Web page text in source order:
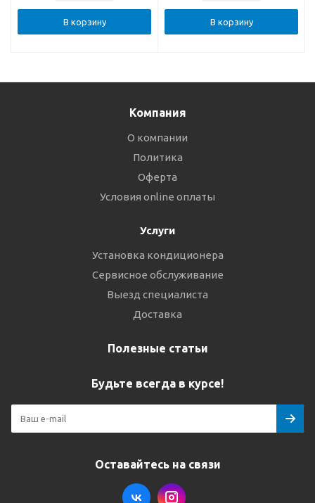
В корзину В корзину
Компания
О компании
Политика
Оферта
Условия online оплаты
Услуги
Установка кондиционера
Сервисное обслуживание
Выезд специалиста
Доставка
Полезные статьи
Будьте всегда в курсе!
Оставайтесь на связи